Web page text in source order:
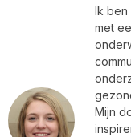
Ik ben
met
Mijn